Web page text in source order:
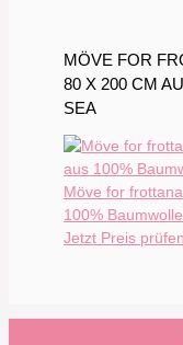
MÖVE FOR
80 X 200 CM
SEA
Möve for
100%
Jetzt Preis